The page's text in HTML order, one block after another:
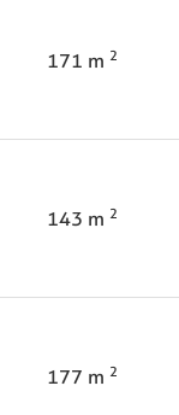
171 m 2
143 m 2
177 m 2